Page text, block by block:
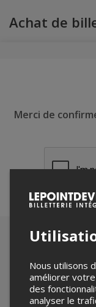
Achat de
Merci de
Nous utilisons
améliorer
des
analyser le